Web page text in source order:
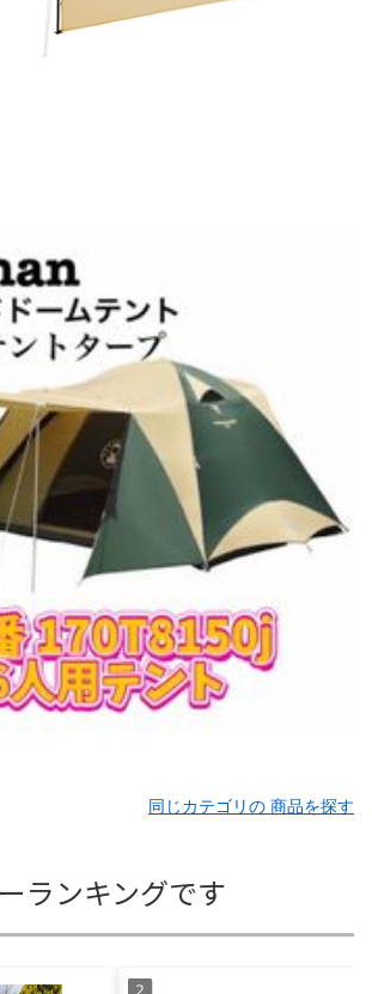
同じカテゴリの 商品を探す
ランキングです